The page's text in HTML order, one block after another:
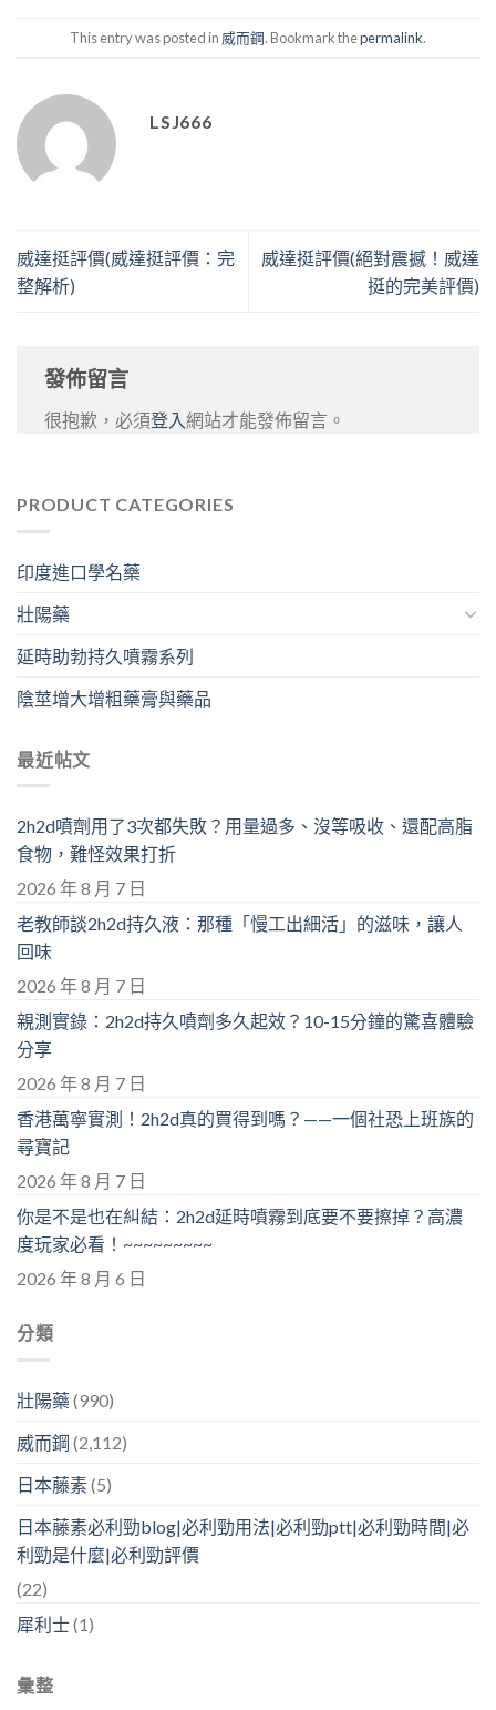
This entry was posted in 威而鋼. Bookmark thepermalink.
LSJ666
威達挺評價(威達挺評價：完
整解析)
威達挺評價(絕對震撼！威達
挺的完美評價)
發佈留言
很抱歉，必須登入網站才能發佈留言。
PRODUCT CATEGORIES
印度進口學名藥
壯陽藥
延時助勃持久噴霧系列
陰莖增大增粗藥膏與藥品
最近帖文
2h2d噴劑用了3次都失敗？用量過多、沒等吸收、還配高脂
食物，難怪效果打折
2026 年 8 月 7 日
老教師談2h2d持久液：那種「慢工出細活」的滋味，讓人
回味
2026 年 8 月 7 日
親測實錄：2h2d持久噴劑多久起效？10-15分鐘的驚喜體驗
分享
2026 年 8 月 7 日
香港萬寧實測！2h2d真的買得到嗎？——一個社恐上班族的
尋寶記
2026 年 8 月 7 日
你是不是也在糾結：2h2d延時噴霧到底要不要擦掉？高濃
度玩家必看！~~~~~~~~~
2026 年 8 月 6 日
分類
壯陽藥(990)
威而鋼 (2,112)
日本藤素(5)
日本藤素必利勁blog|必利勁用法|必利勁ptt|必利勁時間|必
利勁是什麼|必利勁評價
(22)
犀利士(1)
彙整